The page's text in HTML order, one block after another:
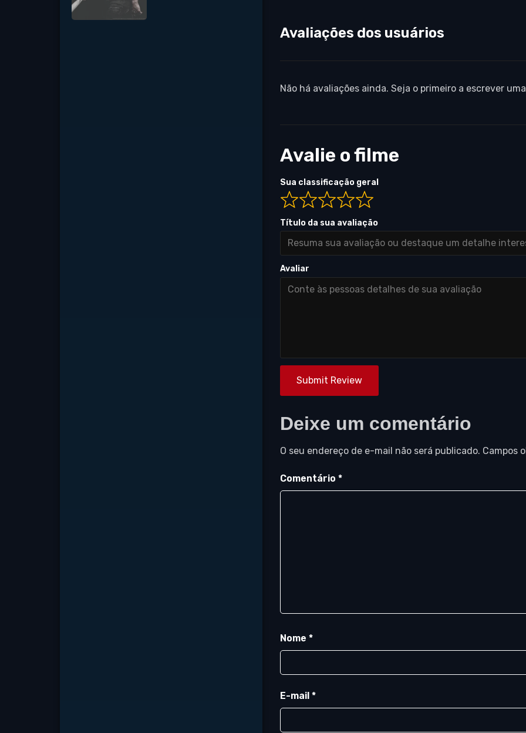
Avaliações dos usuários
Não há avaliações ainda. Seja o primeiro a escrever
Avalie o filme
Sua classificação geral
Título da sua avaliação
Avaliar
Submit Review
Deixe um comentário
O seu endereço de e-mail não será publicado. Campos
Comentário*
Nome*
E-mail*